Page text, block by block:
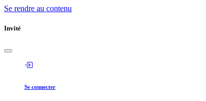
Se rendre au contenu
Invité
Se connecter